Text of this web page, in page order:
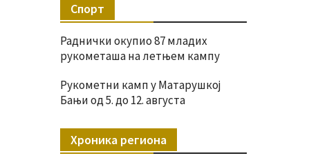
Спорт
Раднички окупио 87 младих
рукометаша на летњем кампу
Рукометни камп у Матарушкој
Бањи од 5. до 12. августа
Хроника региона